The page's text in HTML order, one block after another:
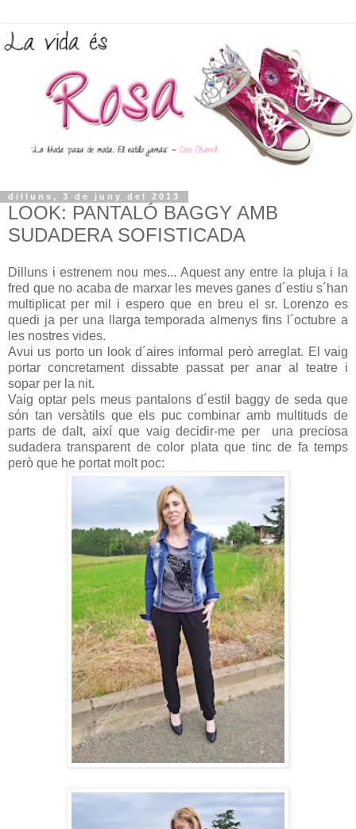
dilluns, 3 de juny del 2013
LOOK: PANTALÓ BAGGY AMB
SUDADERA SOFISTICADA
Dilluns i estrenem nou mes... Aquest any entre la pluja i la
fred que no acaba de marxar les meves ganes d´estiu s´han
multiplicat per mil i espero que en breu el sr. Lorenzo es
quedi ja per una llarga temporada almenys fins l´octubre a
les nostres vides.
Avui us porto un look d´aires informal però arreglat. El vaig
portar concretament dissabte passat per anar al teatre i
sopar per la nit.
Vaig optar pels meus pantalons d´estil baggy de seda que
són tan versàtils que els puc combinar amb multituds de
parts de dalt, així que vaig decidir-me per una preciosa
sudadera transparent de color plata que tinc de fa temps
però que he portat molt poc: